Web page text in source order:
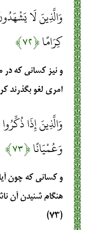
وَالَّذِينَ لَا
كِرَامًا﴿۷۲﴾
و نيز كسانى كه
امرى لغو بگذرند
وَالَّذِينَ إِذَا
وَعُمْيَانًا﴿۷۳﴾
و كسانى كه چون
هنگام شنيدن آن
(۷۳)